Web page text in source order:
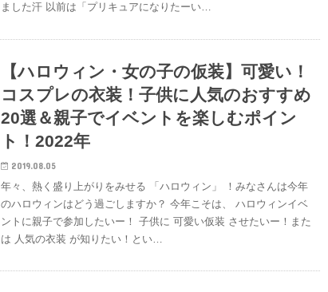
ました汗 以前は「プリキュアになりたーい…
【ハロウィン・女の子の仮装】可愛い！
コスプレの衣装！子供に人気のおすすめ
20選＆親子でイベントを楽しむポイン
ト！2022年
2019.08.05
年々、熱く盛り上がりをみせる 「ハロウィン」 ！みなさんは今年
のハロウィンはどう過ごしますか？ 今年こそは、 ハロウィンイベ
ントに親子で参加したいー！ 子供に 可愛い仮装 させたいー！また
は 人気の衣装 が知りたい！とい…